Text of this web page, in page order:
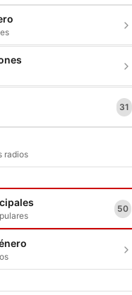
31
radios
50